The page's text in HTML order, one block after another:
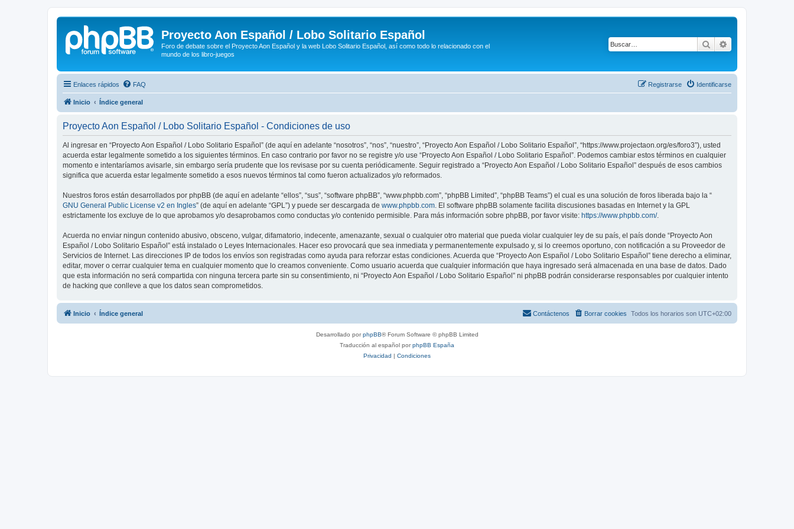
Proyecto Aon Español / Lobo Solitario Español
Foro de debate sobre el Proyecto Aon Español y la web Lobo Solitario Español, así como todo lo relacionado con el
mundo de los libro-juegos
Buscar
Enlaces rápidos FAQ Identificarse
Registrarse
Inicio Índice general
Proyecto Aon Español / Lobo Solitario Español - Condiciones de uso
Al ingresar en “Proyecto Aon Español / Lobo Solitario Español” (de aquí en adelante “nosotros”, “nos”, “nuestro”, “Proyecto Aon Español / Lobo Solitario Español”, “https://www.projectaon.org/es/foro3”), usted
acuerda estar legalmente sometido a los siguientes términos. En caso contrario por favor no se registre y/o use “Proyecto Aon Español / Lobo Solitario Español”. Podemos cambiar estos términos en cualquier
momento e intentaríamos avisarle, sin embargo sería prudente que los revisase por su cuenta periódicamente. Seguir registrado a “Proyecto Aon Español / Lobo Solitario Español” después de esos cambios
significa que acuerda estar legalmente sometido a esos nuevos términos tal como fueron actualizados y/o reformados.
Nuestros foros están desarrollados por phpBB (de aquí en adelante “ellos”, “sus”, “software phpBB”, “www.phpbb.com”, “phpBB Limited”, “phpBB Teams”) el cual es una solución de foros liberada bajo la “
GNU General Public License v2 en Ingles” (de aquí en adelante “GPL”) y puede ser descargada de www.phpbb.com . El software phpBB solamente facilita discusiones basadas en Internet y la GPL
estrictamente los excluye de lo que aprobamos y/o desaprobamos como conductas y/o contenido permisible. Para más información sobre phpBB, por favor visite: https://www.phpbb.com/.
Acuerda no enviar ningun contenido abusivo, obsceno, vulgar, difamatorio, indecente, amenazante, sexual o cualquier otro material que pueda violar cualquier ley de su país, el país donde “Proyecto Aon
Español / Lobo Solitario Español” está instalado o Leyes Internacionales. Hacer eso provocará que sea inmediata y permanentemente expulsado y, si lo creemos oportuno, con notificación a su Proveedor de
Servicios de Internet. Las direcciones IP de todos los envíos son registradas como ayuda para reforzar estas condiciones. Acuerda que “Proyecto Aon Español / Lobo Solitario Español” tiene derecho a eliminar,
editar, mover o cerrar cualquier tema en cualquier momento que lo creamos conveniente. Como usuario acuerda que cualquier información que haya ingresado será almacenada en una base de datos. Dado
que esta información no será compartida con ninguna tercera parte sin su consentimiento, ni “Proyecto Aon Español / Lobo Solitario Español” ni phpBB podrán considerarse responsables por cualquier intento
de hacking que conlleve a que los datos sean comprometidos.
Inicio Índice general Todos los horarios son UTC+02:00
Borrar cookies
Contáctenos
Desarrollado porphpBB® Forum Software © phpBB Limited
Traducción al español porphpBB España
Privacidad | Condiciones